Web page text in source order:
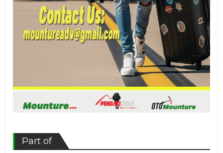
Part of